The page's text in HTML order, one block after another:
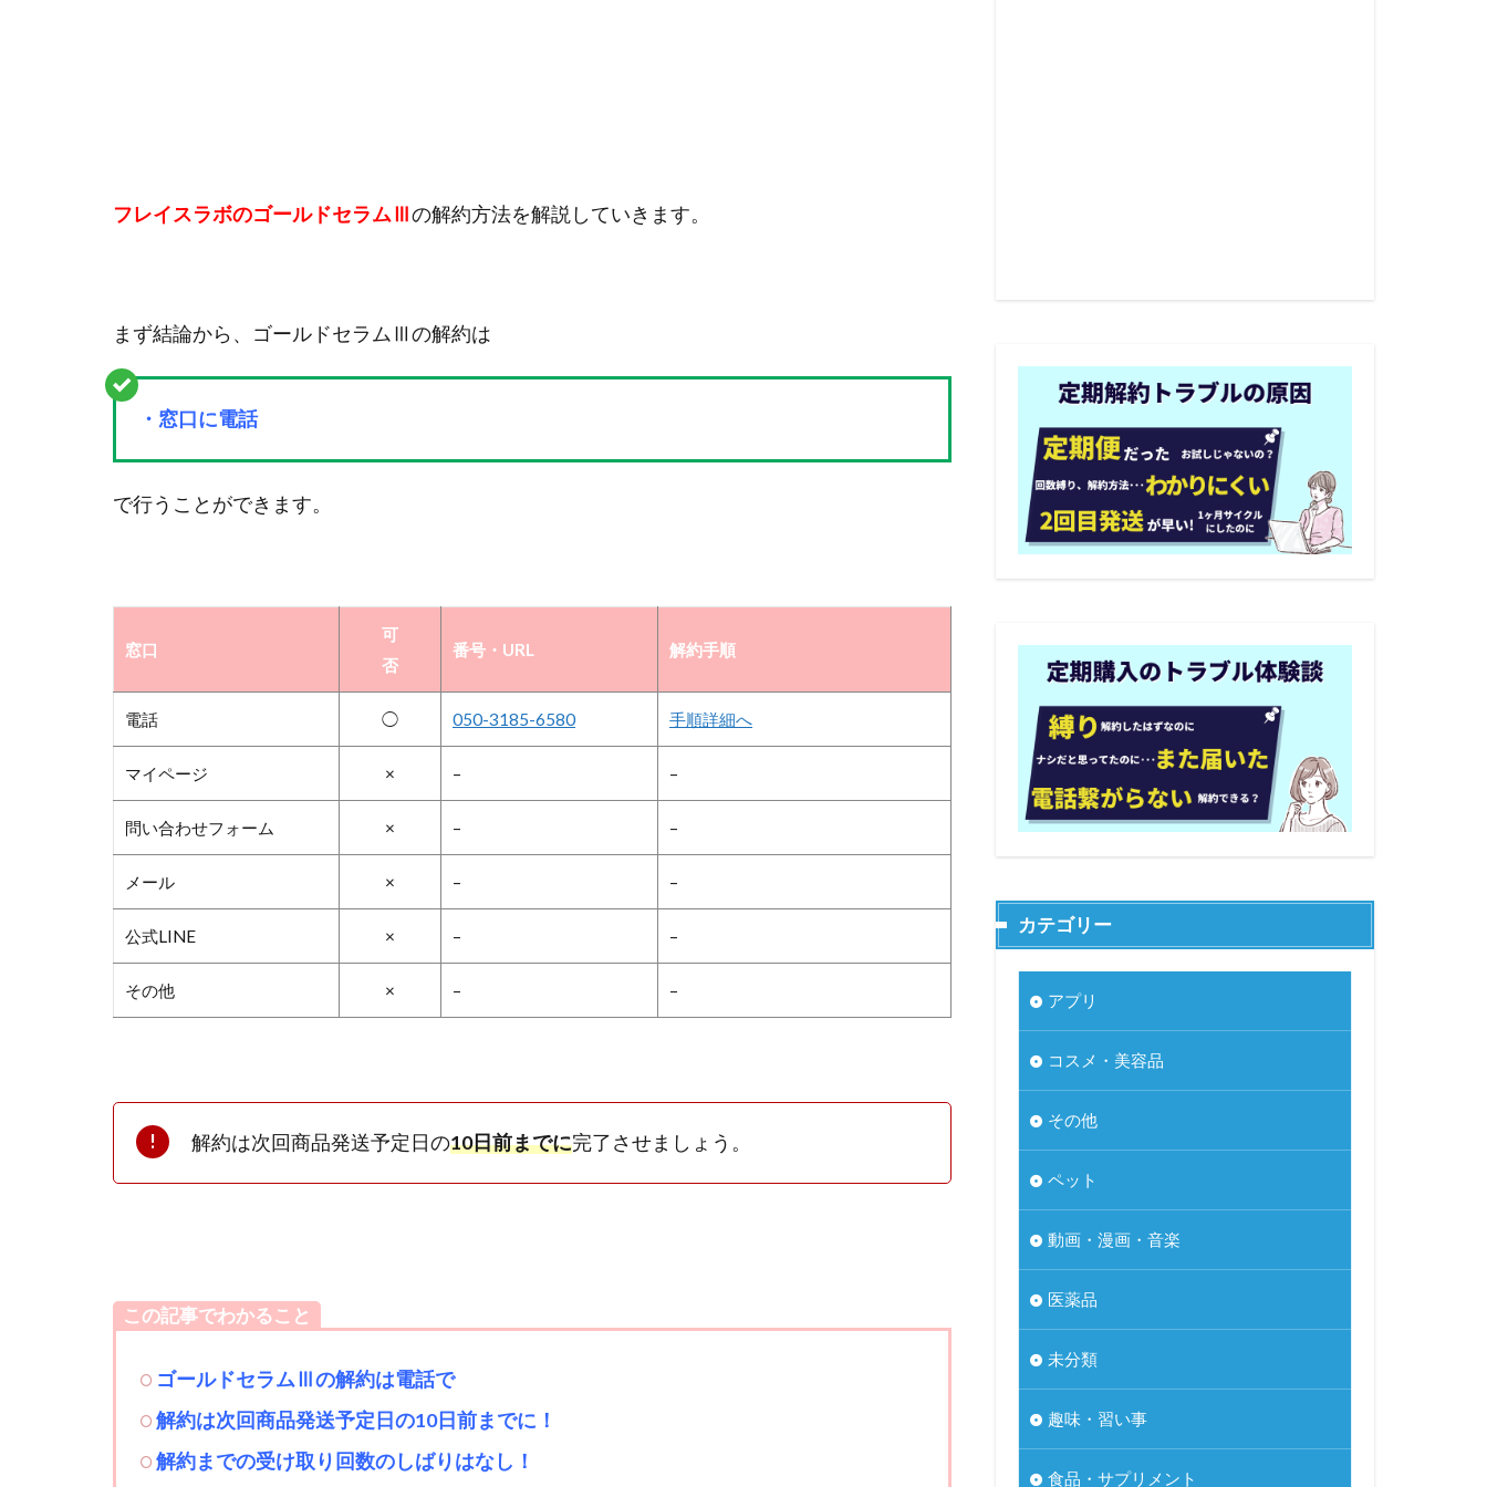
フレイスラボのゴールドセラムⅢの解約方法を解説していきます。
まず結論から、ゴールドセラムⅢの解約は
・窓口に電話
で行うことができます。
窓口
可
否
番号・URL 解約手順
電話 ◯ 050-3185-6580 手順詳細へ
マイページ × – –
問い合わせフォーム × – –
メール × – –
公式LINE × – –
その他 × – –
解約は次回商品発送予定日の10日前までに完了させましょう。
この記事でわかること
ゴールドセラムⅢの解約は電話で
解約は次回商品発送予定日の10日前までに！
解約までの受け取り回数のしばりはなし！
カテゴリー
アプリ
コスメ・美容品
その他
ペット
動画・漫画・音楽
医薬品
未分類
趣味・習い事
食品・サプリメント